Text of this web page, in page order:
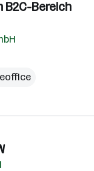
Bereich